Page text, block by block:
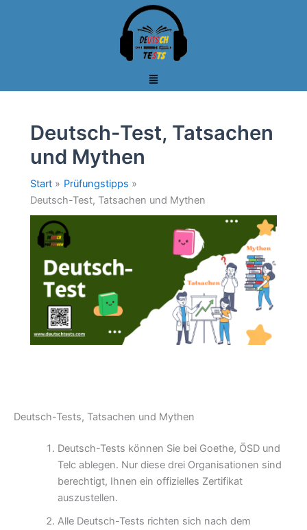
Deutsch-Test, Tatsachen
und Mythen
Start
Prüfungstipps
Deutsch-Test, Tatsachen und Mythen
Deutsch-Tests, Tatsachen und Mythen
Deutsch-Tests können Sie bei Goethe, ÖSD und
Telc ablegen. Nur diese drei Organisationen sind
berechtigt, Ihnen ein offizielles Zertifikat
auszustellen.
Alle Deutsch-Tests richten sich nach dem